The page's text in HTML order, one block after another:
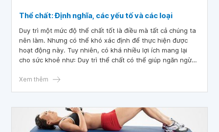
Thể chất: Định nghĩa, các yếu tố và các loại
Duy trì một mức độ thể chất tốt là điều mà tất cả chúng ta
nên làm. Nhưng có thể khó xác định để thực hiện được
hoạt động này. Tuy nhiên, có khá nhiều lợi ích mang lại
cho sức khoẻ như: Duy trì thể chất có thể giúp ngăn ngừa
Xem thêm